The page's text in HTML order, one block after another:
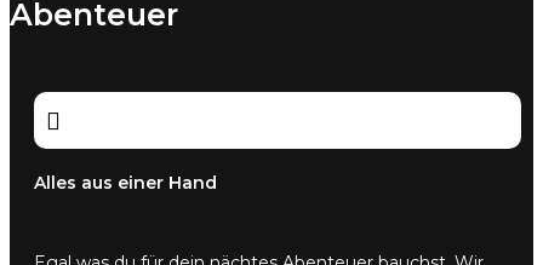
Abenteuer

Alles aus einer Hand